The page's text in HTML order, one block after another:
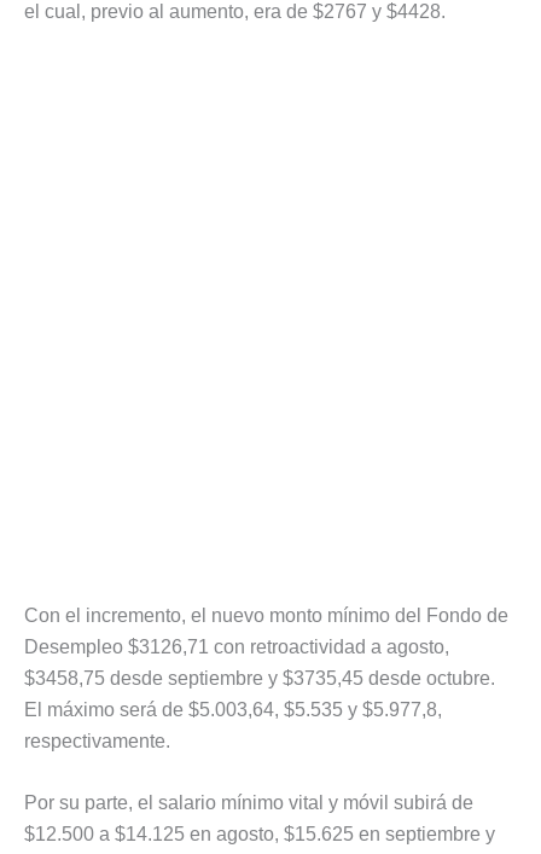
el cual, previo al aumento, era de $2767 y $4428.
Con el incremento, el nuevo monto mínimo del Fondo de
Desempleo $3126,71 con retroactividad a agosto,
$3458,75 desde septiembre y $3735,45 desde octubre.
El máximo será de $5.003,64, $5.535 y $5.977,8,
respectivamente.
Por su parte, el salario mínimo vital y móvil subirá de
$12.500 a $14.125 en agosto, $15.625 en septiembre y